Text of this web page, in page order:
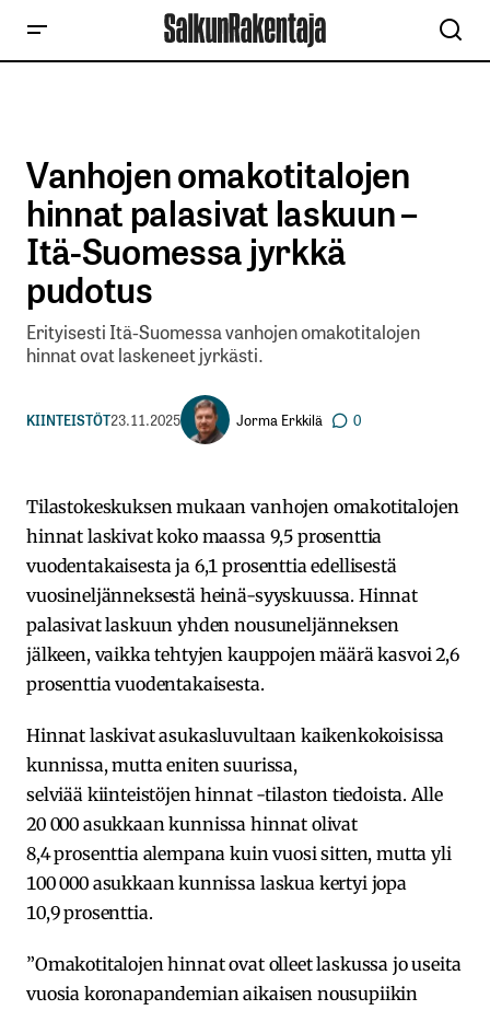
Vanhojen omakotitalojen
hinnat palasivat laskuun –
Itä-Suomessa jyrkkä
pudotus
Erityisesti Itä-Suomessa vanhojen omakotitalojen
hinnat ovat laskeneet jyrkästi.
KIINTEISTÖT23.11.2025 Jorma Erkkilä 0
Tilastokeskuksen mukaan vanhojen omakotitalojen
hinnat laskivat koko maassa 9,5 prosenttia
vuodentakaisesta ja 6,1 prosenttia edellisestä
vuosineljänneksestä heinä-syyskuussa. Hinnat
palasivat laskuun yhden nousuneljänneksen
jälkeen, vaikka tehtyjen kauppojen määrä kasvoi 2,6
prosenttia vuodentakaisesta.
Hinnat laskivat asukasluvultaan kaikenkokoisissa
kunnissa, mutta eniten suurissa,
selviää kiinteistöjen hinnat -tilaston tiedoista. Alle
20 000 asukkaan kunnissa hinnat olivat
8,4 prosenttia alempana kuin vuosi sitten, mutta yli
100 000 asukkaan kunnissa laskua kertyi jopa
10,9 prosenttia.
”Omakotitalojen hinnat ovat olleet laskussa jo useita
vuosia koronapandemian aikaisen nousupiikin